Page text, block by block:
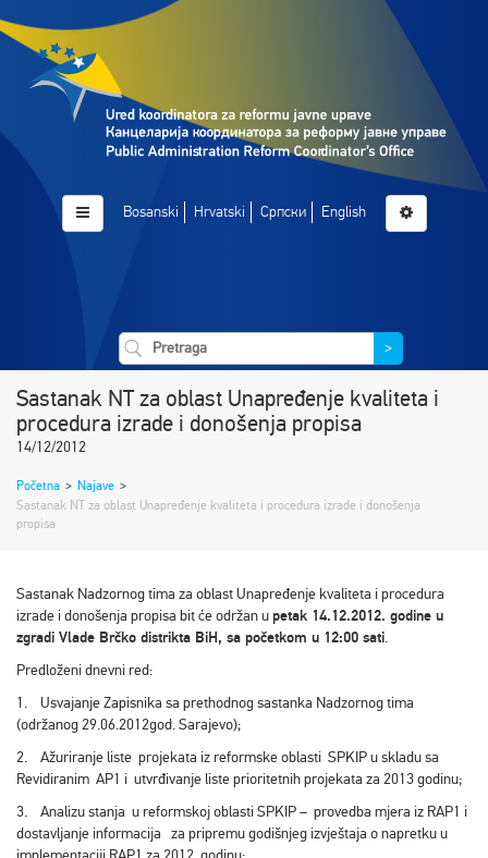
Bosanski Hrvatski Српски English
>
Sastanak NT za oblast Unapređenje kvaliteta i
procedura izrade i donošenja propisa
14/12/2012
Početna > Najave >
Sastanak NT za oblast Unapređenje kvaliteta i procedura izrade i donošenja
propisa
Sastanak Nadzornog tima za oblast Unapređenje kvaliteta i procedura
izrade i donošenja propisa bit će održan upetak 14.12.2012. godine u
zgradi Vlade Brčko distrikta BiH, sa početkom u 12:00 sati.
Predloženi dnevni red:
1. Usvajanje Zapisnika sa prethodnog sastanka Nadzornog tima
(održanog 29.06.2012god. Sarajevo);
2. Ažuriranje liste projekata iz reformske oblasti SPKIP u skladu sa
Revidiranim AP1 i utvrđivanje liste prioritetnih projekata za 2013 godinu;
3. Analizu stanja u reformskoj oblasti SPKIP – provedba mjera iz RAP1 i
dostavljanje informacija za pripremu godišnjeg izvještaja o napretku u